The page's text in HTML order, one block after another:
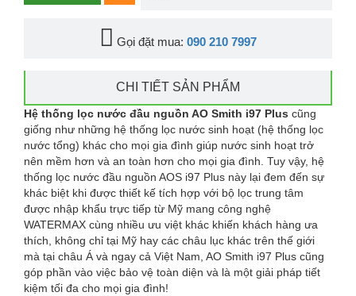
Gọi đặt mua: 090 210 7997
CHI TIẾT SẢN PHẨM
Hệ thống lọc nước đầu nguồn AO Smith i97 Plus cũng
giống như những hệ thống lọc nước sinh hoạt (hệ thống lọc
nước tổng) khác cho mọi gia đình giúp nước sinh hoạt trở
nên mềm hơn và an toàn hơn cho mọi gia đình. Tuy vậy, hệ
thống lọc nước đầu nguồn AOS i97 Plus này lại đem đến sự
khác biệt khi được thiết kế tích hợp với bộ lọc trung tâm
được nhập khẩu trực tiếp từ Mỹ mang công nghệ
WATERMAX cùng nhiều ưu việt khác khiến khách hàng ưa
thích, không chỉ tại Mỹ hay các châu lục khác trên thế giới
mà tại châu Á và ngay cả Việt Nam, AO Smith i97 Plus cũng
góp phần vào việc bảo vệ toàn diện và là một giải pháp tiết
kiệm tối đa cho mọi gia đình!